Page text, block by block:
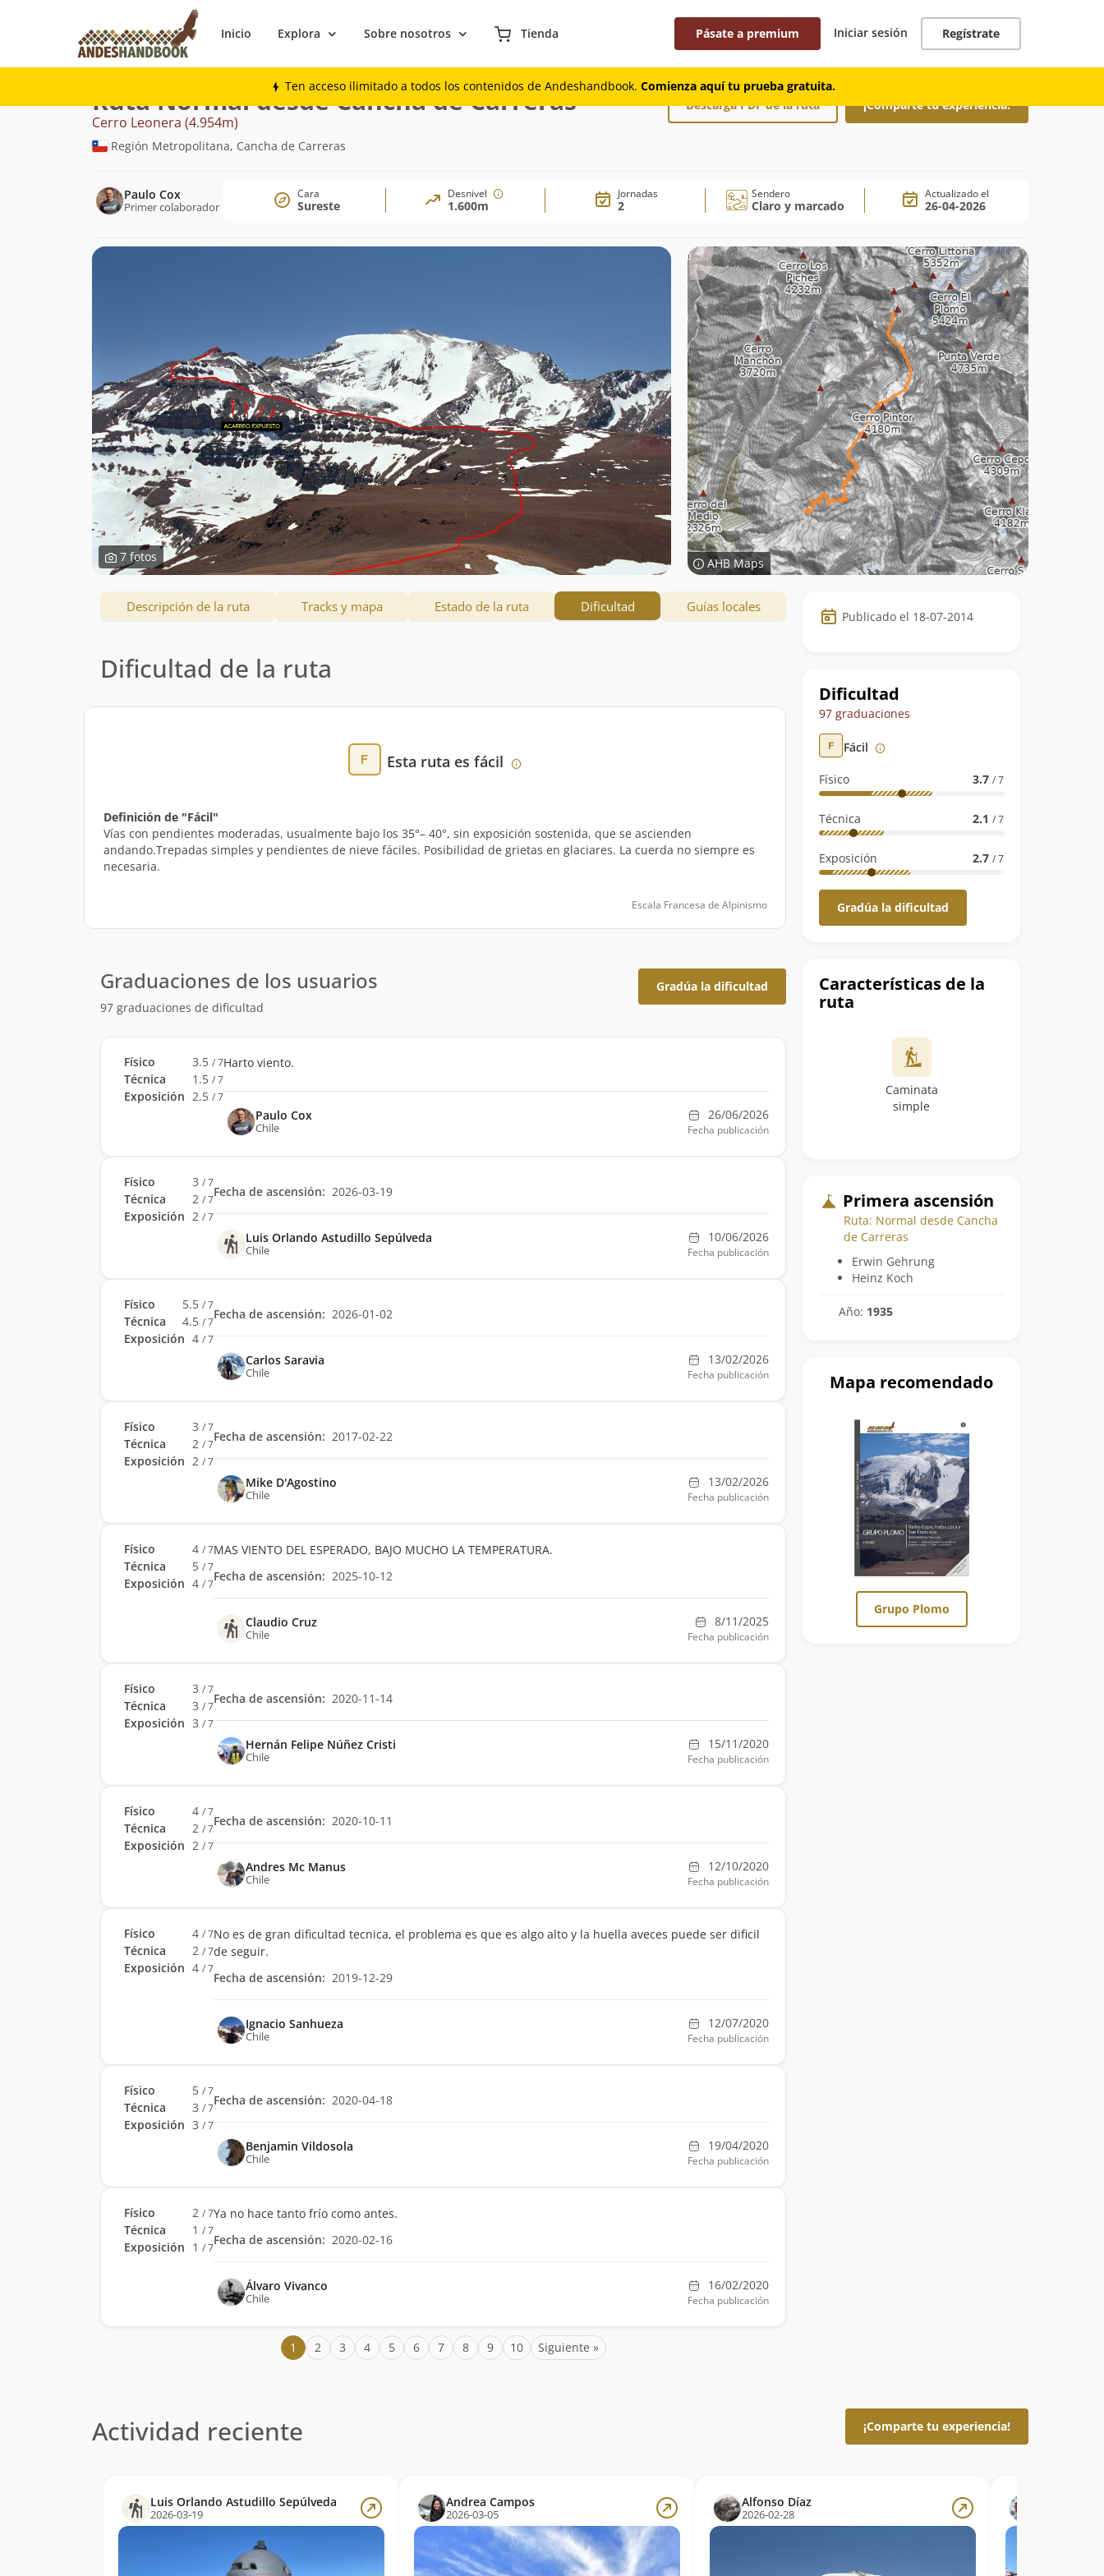
Inicio Explora Sobre nosotros Tienda Pásate a premium Iniciar sesión Regístrate
Ten acceso ilimitado a todos los contenidos de Andeshandbook. Comienza aquí tu prueba gratuita.
Montaña
Ruta Normal desde Cancha de Carreras
Cerro Leonera (4.954m)
Región Metropolitana, Cancha de Carreras
Descarga PDF de la ruta ¡Comparte tu experiencia!
Paulo Cox
Primer colaborador
Cara
Sureste
Desnivel
1.600m
Jornadas
2
Sendero
Claro y marcado
Actualizado el
26-04-2026
7 fotos AHB Maps
Datos
de
ruta
Publicado el 18-07-2014
Dificultad
97 graduaciones
Fácil
Físico 3.7 / 7
Técnica 2.1 / 7
Exposición 2.7 / 7
Gradúa la dificultad
Características de la
ruta
Caminata
simple
Primera ascensión
Ruta: Normal desde Cancha
de Carreras
Erwin Gehrung
Heinz Koch
Año: 1935
Mapa recomendado
Grupo Plomo
Descripción de la ruta Tracks y mapa Estado de la ruta Dificultad Guías locales
Dificultad de la ruta
Esta ruta es fácil
Definición de "Fácil"
Vías con pendientes moderadas, usualmente bajo los 35°– 40°, sin exposición sostenida, que se ascienden
andando.Trepadas simples y pendientes de nieve fáciles. Posibilidad de grietas en glaciares. La cuerda no siempre es
necesaria.
Escala Francesa de Alpinismo
Graduaciones de los usuarios
97 graduaciones de dificultad
Gradúa la dificultad
Físico 3.5 / 7
Técnica 1.5 / 7
Exposición 2.5 / 7
Harto viento.
Paulo Cox
Chile
26/06/2026
Fecha publicación
Físico 3 / 7
Técnica 2 / 7
Exposición 2 / 7
Fecha de ascensión: 2026-03-19
Luis Orlando Astudillo Sepúlveda
Chile
10/06/2026
Fecha publicación
Físico 5.5 / 7
Técnica 4.5 / 7
Exposición 4 / 7
Fecha de ascensión: 2026-01-02
Carlos Saravia
Chile
13/02/2026
Fecha publicación
Físico 3 / 7
Técnica 2 / 7
Exposición 2 / 7
Fecha de ascensión: 2017-02-22
Mike D'Agostino
Chile
13/02/2026
Fecha publicación
Físico 4 / 7
Técnica 5 / 7
Exposición 4 / 7
MAS VIENTO DEL ESPERADO, BAJO MUCHO LA TEMPERATURA.
Fecha de ascensión: 2025-10-12
Claudio Cruz
Chile
8/11/2025
Fecha publicación
Físico 3 / 7
Técnica 3 / 7
Exposición 3 / 7
Fecha de ascensión: 2020-11-14
Hernán Felipe Núñez Cristi
Chile
15/11/2020
Fecha publicación
Físico 4 / 7
Técnica 2 / 7
Exposición 2 / 7
Fecha de ascensión: 2020-10-11
Andres Mc Manus
Chile
12/10/2020
Fecha publicación
Físico 4 / 7
Técnica 2 / 7
Exposición 4 / 7
No es de gran dificultad tecnica, el problema es que es algo alto y la huella aveces puede ser dificil
de seguir.
Fecha de ascensión: 2019-12-29
Ignacio Sanhueza
Chile
12/07/2020
Fecha publicación
Físico 5 / 7
Técnica 3 / 7
Exposición 3 / 7
Fecha de ascensión: 2020-04-18
Benjamin Vildosola
Chile
19/04/2020
Fecha publicación
Físico 2 / 7
Técnica 1 / 7
Exposición 1 / 7
Ya no hace tanto frío como antes.
Fecha de ascensión: 2020-02-16
Álvaro Vivanco
Chile
16/02/2020
Fecha publicación
1 2 3 4 5 6 7 8 9 10 Siguiente »
Actividad reciente ¡Comparte tu experiencia!
Luis Orlando Astudillo Sepúlveda
2026-03-19
Andrea Campos
2026-03-05
Alfonso Díaz
2026-02-28